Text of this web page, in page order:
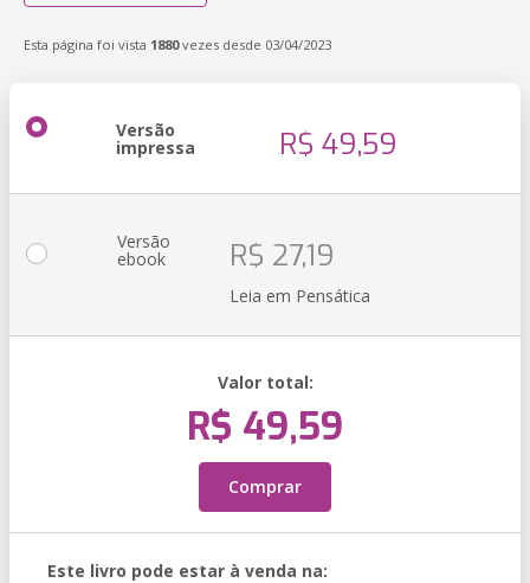
Esta página foi vista 1880vezes desde 03/04/2023
Versão
impressa R$ 49,59
Versão
ebook R$ 27,19
Leia em Pensática
Valor total:
R$ 49,59
Comprar
Este livro pode estar à venda na: